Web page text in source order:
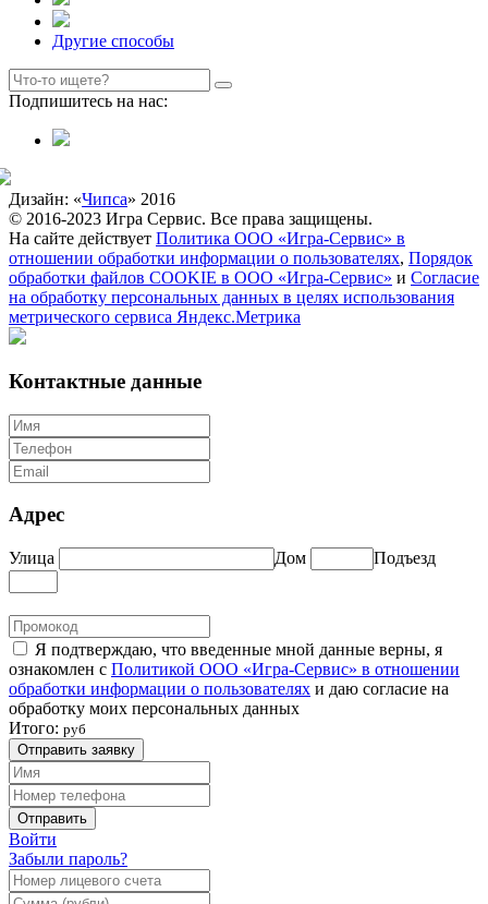
Другие способы
Подпишитесь на нас:
Дизайн: «Чипса» 2016
© 2016-2023 Игра Сервис. Все права защищены.
На сайте действует Политика ООО «Игра-Сервис» в
отношении обработки информации о пользователях, Порядок
обработки файлов COOKIE в ООО «Игра-Сервис» и Согласие
на обработку персональных данных в целях использования
метрического сервиса Яндекс.Метрика
Контактные данные
Адрес
Улица Дом Подъезд
Я подтверждаю, что введенные мной данные верны, я
ознакомлен с Политикой ООО «Игра-Сервис» в отношении
обработки информации о пользователях и даю согласие на
обработку моих персональных данных
Итого: руб
Отправить заявку
Отправить
Войти
Забыли пароль?